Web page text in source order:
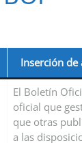
Inserción de
El Boletín
oficial que
que otras
a las